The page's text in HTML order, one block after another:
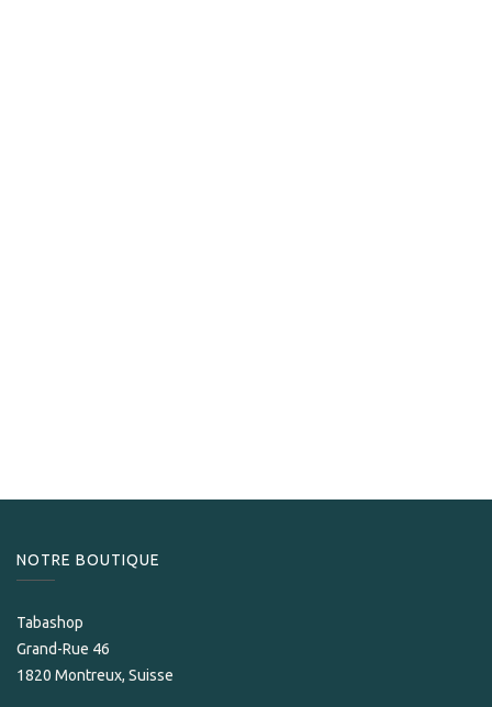
NOTRE BOUTIQUE
Tabashop
Grand-Rue 46
1820 Montreux, Suisse